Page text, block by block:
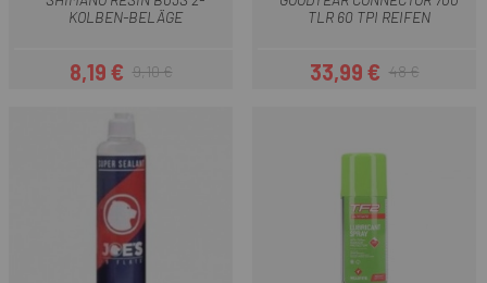
KOLBEN-BELÄGE
Preis
8,19 €Regulärer Preis
9,10 €
TLR 60 TPI REIFEN
Preis
33,99 €Regulärer Preis
48 €